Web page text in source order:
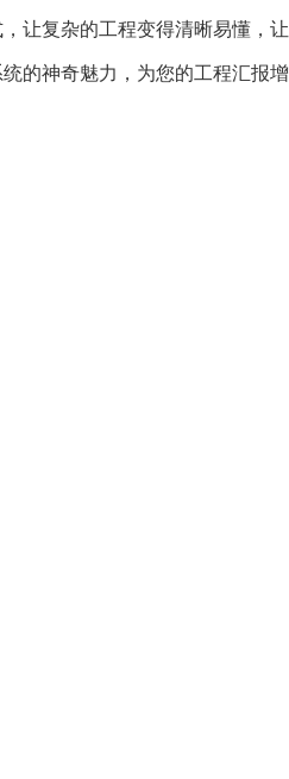
让复杂的工程变得清晰易懂，让
的神奇魅力，为您的工程汇报增